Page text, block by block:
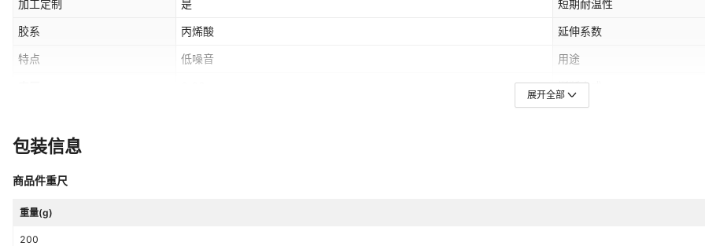
加工定制 是 短期耐温性
胶系 丙烯酸 延伸系数
特点 低噪音 用途
撕断方式
产品货号
展开全部
包装信息
商品件重尺
重量(g)
200